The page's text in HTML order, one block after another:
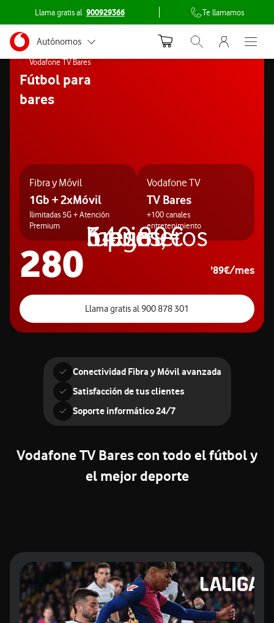
Llama gratis al 900929366 Te llamamos
Ir a la pagina principal de vodafone.es
Menu navegación Segmento
Autónomos
Pymes
Grandes empresas
Abrir buscador.
Menu
Abre
Vodafone TV Bares
Fútbol para
bares
Fibra y Móvil
1Gb + 2xMóvil
Ilimitadas 5G + Atención
Premium
Vodafone TV
TV Bares
+100 canales
entretenimiento
280 '89€/mes
6 primeros meses, luego 340,89€
Llama gratis al 900 878 301
Conectividad Fibra y Móvil avanzada
Satisfacción de tus clientes
Soporte informático 24/7
Vodafone TV Bares con todo el fútbol y
el mejor deporte